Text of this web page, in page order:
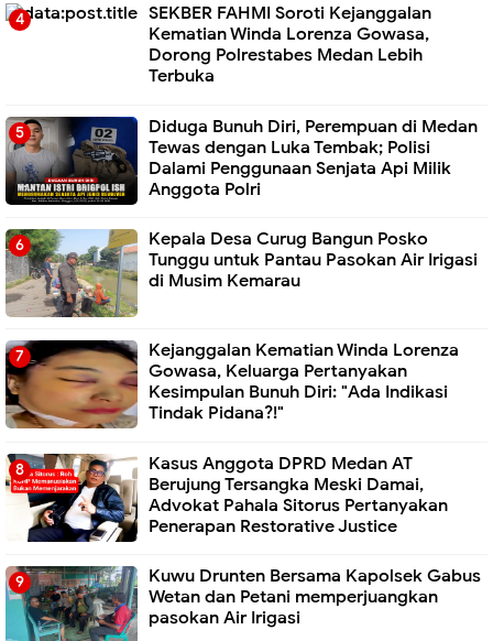
SEKBER FAHMI Soroti Kejanggalan
Kematian Winda Lorenza Gowasa,
Dorong Polrestabes Medan Lebih
Terbuka
Diduga Bunuh Diri, Perempuan di Medan
Tewas dengan Luka Tembak; Polisi
Dalami Penggunaan Senjata Api Milik
Anggota Polri
Kepala Desa Curug Bangun Posko
Tunggu untuk Pantau Pasokan Air Irigasi
di Musim Kemarau
Kejanggalan Kematian Winda Lorenza
Gowasa, Keluarga Pertanyakan
Kesimpulan Bunuh Diri: "Ada Indikasi
Tindak Pidana?!"
Kasus Anggota DPRD Medan AT
Berujung Tersangka Meski Damai,
Advokat Pahala Sitorus Pertanyakan
Penerapan Restorative Justice
Kuwu Drunten Bersama Kapolsek Gabus
Wetan dan Petani memperjuangkan
pasokan Air Irigasi